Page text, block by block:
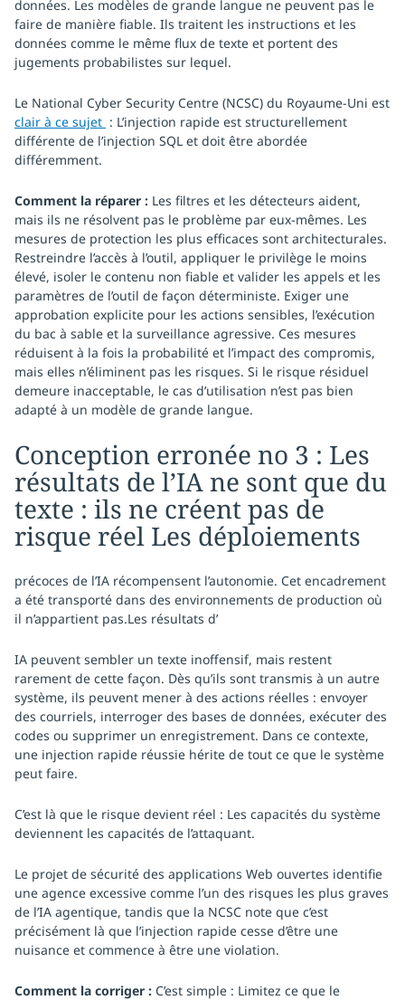
données. Les modèles de grande langue ne peuvent pas le
faire de manière fiable. Ils traitent les instructions et les
données comme le même flux de texte et portent des
jugements probabilistes sur lequel.
Le National Cyber Security Centre (NCSC) du Royaume-Uni est
clair à ce sujet : L’injection rapide est structurellement
différente de l’injection SQL et doit être abordée
différemment.
Comment la réparer : Les filtres et les détecteurs aident,
mais ils ne résolvent pas le problème par eux-mêmes. Les
mesures de protection les plus efficaces sont architecturales.
Restreindre l’accès à l’outil, appliquer le privilège le moins
élevé, isoler le contenu non fiable et valider les appels et les
paramètres de l’outil de façon déterministe. Exiger une
approbation explicite pour les actions sensibles, l’exécution
du bac à sable et la surveillance agressive. Ces mesures
réduisent à la fois la probabilité et l’impact des compromis,
mais elles n’éliminent pas les risques. Si le risque résiduel
demeure inacceptable, le cas d’utilisation n’est pas bien
adapté à un modèle de grande langue.
Conception erronée no 3 : Les
résultats de l’IA ne sont que du
texte : ils ne créent pas de
risque réel Les déploiements
précoces de l’IA récompensent l’autonomie. Cet encadrement
a été transporté dans des environnements de production où
il n’appartient pas.Les résultats d’
IA peuvent sembler un texte inoffensif, mais restent
rarement de cette façon. Dès qu’ils sont transmis à un autre
système, ils peuvent mener à des actions réelles : envoyer
des courriels, interroger des bases de données, exécuter des
codes ou supprimer un enregistrement. Dans ce contexte,
une injection rapide réussie hérite de tout ce que le système
peut faire.
C’est là que le risque devient réel : Les capacités du système
deviennent les capacités de l’attaquant.
Le projet de sécurité des applications Web ouvertes identifie
une agence excessive comme l’un des risques les plus graves
de l’IA agentique, tandis que la NCSC note que c’est
précisément là que l’injection rapide cesse d’être une
nuisance et commence à être une violation.
Comment la corriger : C’est simple : Limitez ce que le